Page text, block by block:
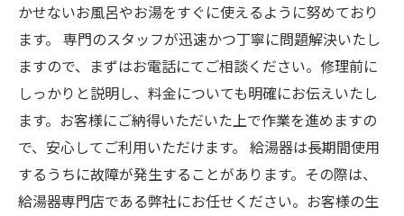
かせないお風呂やお湯をすぐに使えるように努めており
ます。 専門のスタッフが迅速かつ丁寧に問題解決いたし
ますので、まずはお電話にてご相談ください。修理前に
しっかりと説明し、料金についても明確にお伝えいたし
ます。お客様にご納得いただいた上で作業を進めますの
で、安心してご利用いただけます。 給湯器は長期間使用
するうちに故障が発生することがあります。その際は、
給湯器専門店である弊社にお任せください。お客様の生